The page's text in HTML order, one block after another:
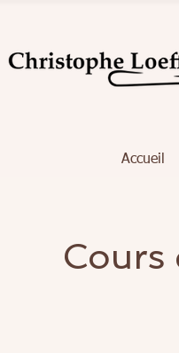
Accueil
Cours